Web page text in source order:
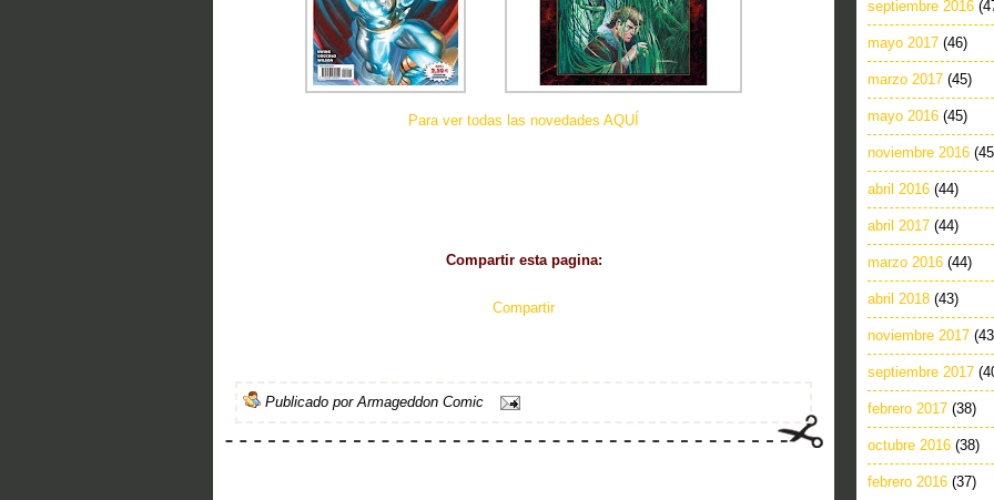
Para ver todas las novedades AQUÍ
Compartir esta pagina:
Compartir
Publicado porArmageddon Comic
septiembre 2016
mayo 2017 (46)
marzo 2017 (45)
mayo 2016 (45)
noviembre 2016
abril 2016 (44)
abril 2017 (44)
marzo 2016 (44)
abril 2018 (43)
noviembre 2017
septiembre 2017
febrero 2017 (38)
octubre 2016 (38)
febrero 2016 (37)